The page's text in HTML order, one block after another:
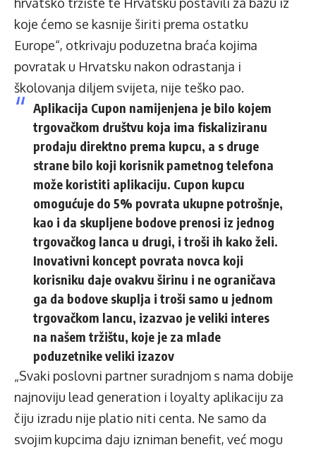
koje ćemo se kasnije širiti prema ostatku
Europe“, otkrivaju poduzetna braća kojima
povratak u Hrvatsku nakon odrastanja i
školovanja diljem svijeta, nije teško pao.
Aplikacija Cupon namijenjena je bilo kojem
trgovačkom društvu koja ima fiskaliziranu
prodaju direktno prema kupcu, a s druge
strane bilo koji korisnik pametnog telefona
može koristiti aplikaciju. Cupon kupcu
omogućuje do 5% povrata ukupne potrošnje,
kao i da skupljene bodove prenosi iz jednog
trgovačkog lanca u drugi, i troši ih kako želi.
Inovativni koncept povrata novca koji
korisniku daje ovakvu širinu i ne ograničava
ga da bodove skuplja i troši samo u jednom
trgovačkom lancu, izazvao je veliki interes
na našem tržištu, koje je za mlade
poduzetnike veliki izazov
„Svaki poslovni partner suradnjom s nama dobije
najnoviju lead generation i loyalty aplikaciju za
čiju izradu nije platio niti centa. Ne samo da
svojim kupcima daju izniman benefit, već mogu